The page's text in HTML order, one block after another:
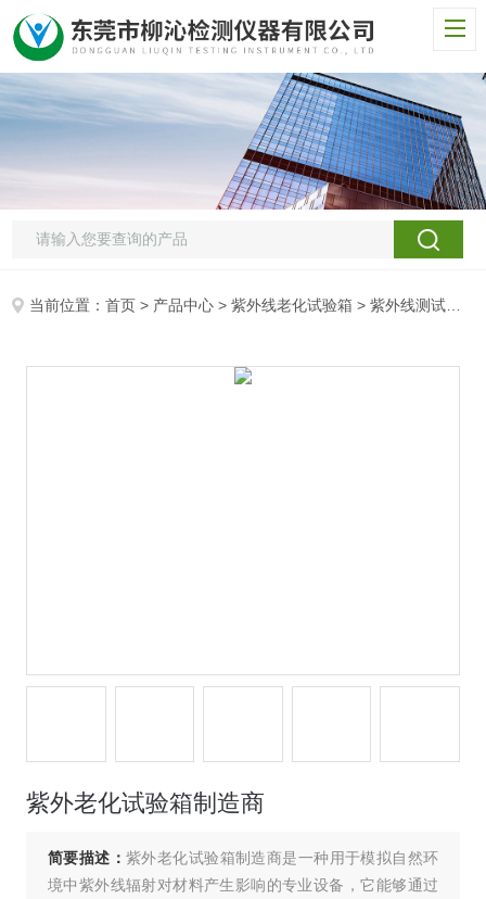
当前位置：首页 > 产品中心 >紫外线老化试验箱 >紫外线测试箱
紫外老化试验箱制造商
简要描述：紫外老化试验箱制造商是一种用于模拟自然环
境中紫外线辐射对材料产生影响的专业设备，‌它能够通过